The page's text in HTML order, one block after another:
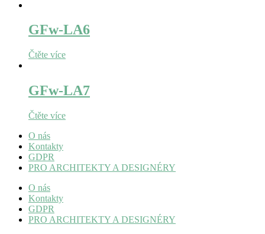
GFw-LA6
Čtěte více
GFw-LA7
Čtěte více
O nás
Kontakty
GDPR
PRO ARCHITEKTY A DESIGNÉRY
O nás
Kontakty
GDPR
PRO ARCHITEKTY A DESIGNÉRY